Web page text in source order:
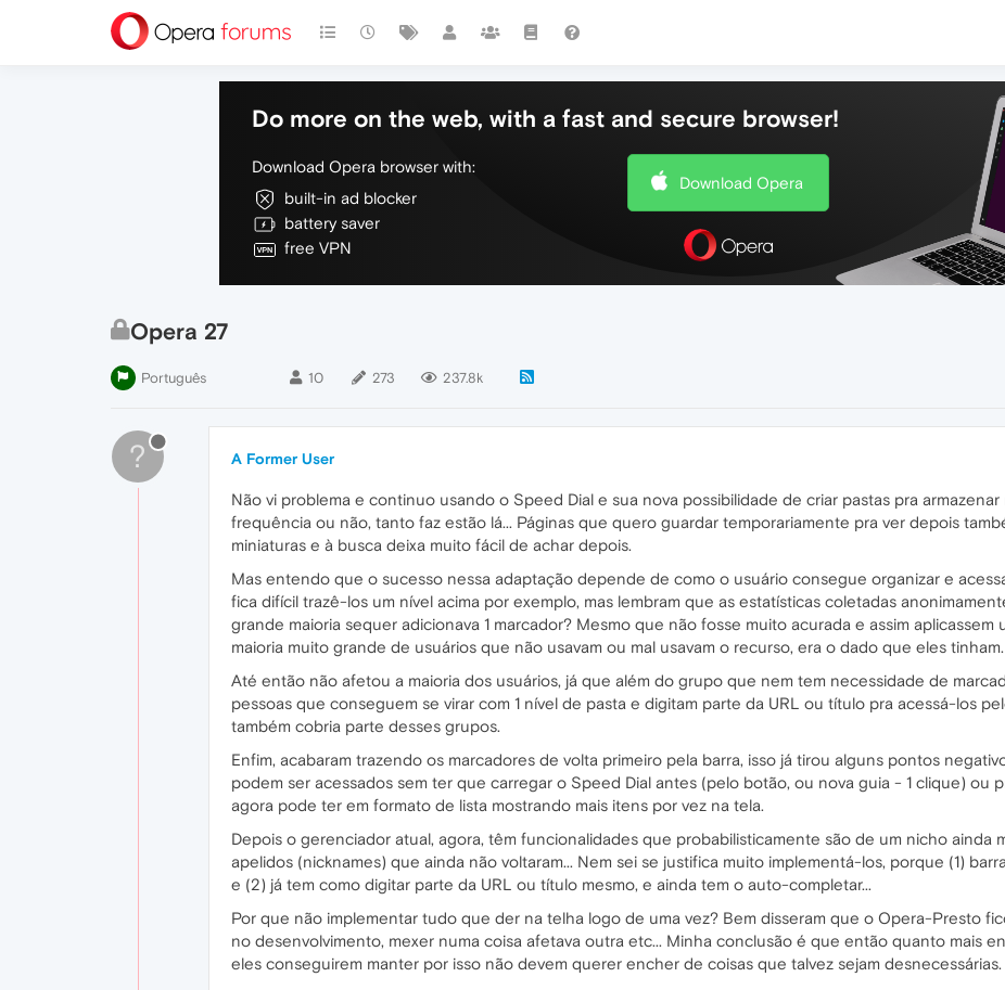
Do more on the web, with a fast and secure browser!
Download Opera browser with:
built-in ad blocker
battery saver
free VPN
Download Opera
Opera 27
Português 10 273 237.8k
? A Former User
Não vi problema e continuo usando o Speed Dial e sua nova possibilidade de criar pastas pra
frequência ou não, tanto faz estão lá... Páginas que quero guardar temporariamente pra ver depois
miniaturas e à busca deixa muito fácil de achar depois.
Mas entendo que o sucesso nessa adaptação depende de como o usuário consegue organizar e
fica difícil trazê-los um nível acima por exemplo, mas lembram que as estatísticas coletadas
grande maioria sequer adicionava 1 marcador? Mesmo que não fosse muito acurada e assim aplicassem
maioria muito grande de usuários que não usavam ou mal usavam o recurso, era o dado que eles tinham.
Até então não afetou a maioria dos usuários, já que além do grupo que nem tem necessidade de
pessoas que conseguem se virar com 1 nível de pasta e digitam parte da URL ou título pra acessá-los
também cobria parte desses grupos.
Enfim, acabaram trazendo os marcadores de volta primeiro pela barra, isso já tirou alguns pontos
podem ser acessados sem ter que carregar o Speed Dial antes (pelo botão, ou nova guia - 1 clique) ou
agora pode ter em formato de lista mostrando mais itens por vez na tela.
Depois o gerenciador atual, agora, têm funcionalidades que probabilisticamente são de um nicho ainda
apelidos (nicknames) que ainda não voltaram... Nem sei se justifica muito implementá-los, porque (1)
e (2) já tem como digitar parte da URL ou título mesmo, e ainda tem o auto-completar...
Por que não implementar tudo que der na telha logo de uma vez? Bem disseram que o Opera-Presto
no desenvolvimento, mexer numa coisa afetava outra etc... Minha conclusão é que então quanto mais
eles conseguirem manter por isso não devem querer encher de coisas que talvez sejam desnecessárias.